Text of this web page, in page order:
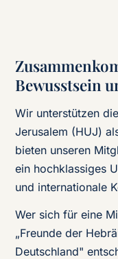
Bewusstsein
Wir unterstützen
Jerusalem (HUJ)
bieten unseren
ein hochklassiges
und internationale
Wer sich für eine
„Freunde der
Deutschland"